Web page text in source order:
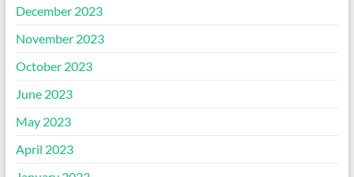
December 2023
November 2023
October 2023
June 2023
May 2023
April 2023